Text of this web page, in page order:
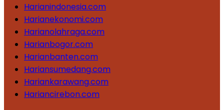
Harianindonesia.com
Harianekonomi.com
Harianolahraga.com
Harianbogor.com
Harianbanten.com
Hariansumedang.com
Hariankarawang.com
Hariancirebon.com